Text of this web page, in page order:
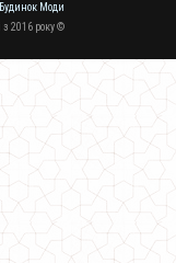
Будинок Моди
з 2016 року ©